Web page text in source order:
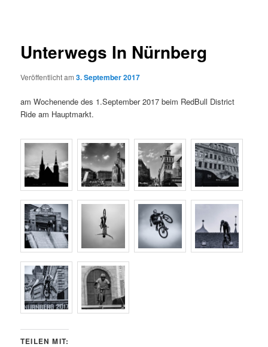
Unterwegs In Nürnberg
Veröffentlicht am3. September 2017
am Wochenende des 1.September 2017 beim RedBull District
Ride am Hauptmarkt.
TEILEN MIT: